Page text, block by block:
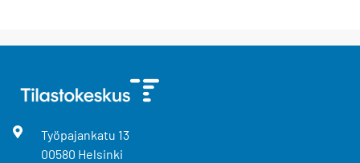
Työpajankatu 13
00580 Helsinki